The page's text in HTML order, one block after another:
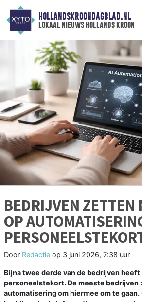
HOLLANDSKROONDAGBLAD.NL
lokaal nieuws hollands kroon
BEDRIJVEN ZETTEN
OP
Door Redactie op 3 juni 2026, 7:38 uur
Bijna twee derde van de bedrijven heeft
personeelstekort. De meeste bedrijven
automatisering om hiermee om te